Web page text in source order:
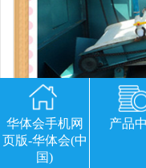
华体会手机网
页版-华体会(中
国)
产品